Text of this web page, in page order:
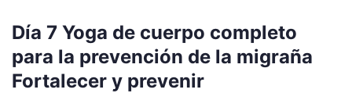
Día 7 Yoga de cuerpo completo
para la prevención de la migraña
Fortalecer y prevenir